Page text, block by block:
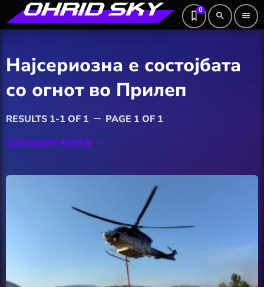
0
search menu
Најсериозна е состојбата
со огнот во Прилеп
RESULTS 1-1 OF 1 remove PAGE 1 OF 1
CATEGORY FILTER keyboard_arrow_down